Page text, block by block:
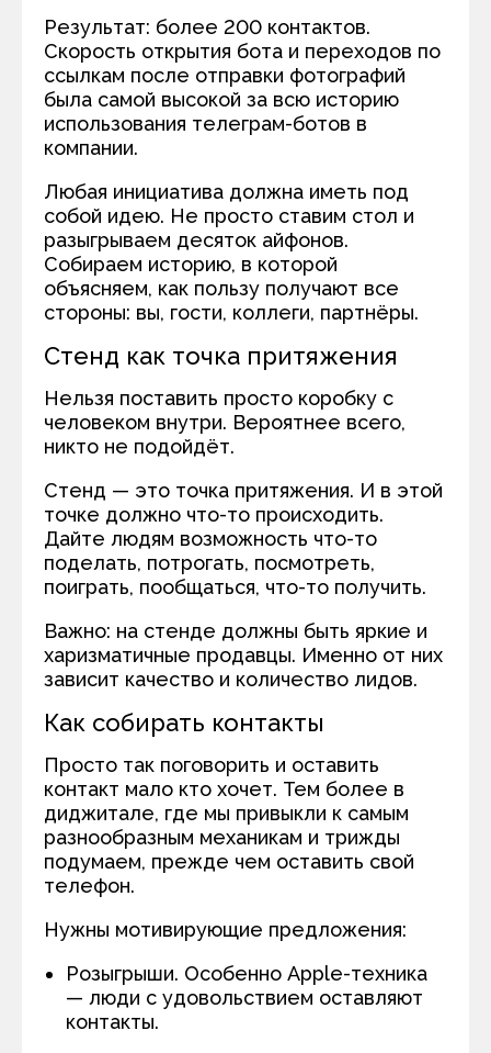
Результат: более 200 контактов.
Скорость открытия бота и переходов по
ссылкам после отправки фотографий
была самой высокой за всю историю
использования телеграм-ботов в
компании.
Любая инициатива должна иметь под
собой идею. Не просто ставим стол и
разыгрываем десяток айфонов.
Собираем историю, в которой
объясняем, как пользу получают все
стороны: вы, гости, коллеги, партнёры.
Стенд как точка притяжения
Нельзя поставить просто коробку с
человеком внутри. Вероятнее всего,
никто не подойдёт.
Стенд — это точка притяжения. И в этой
точке должно что-то происходить.
Дайте людям возможность что-то
поделать, потрогать, посмотреть,
поиграть, пообщаться, что-то получить.
Важно: на стенде должны быть яркие и
харизматичные продавцы. Именно от них
зависит качество и количество лидов.
Как собирать контакты
Просто так поговорить и оставить
контакт мало кто хочет. Тем более в
диджитале, где мы привыкли к самым
разнообразным механикам и трижды
подумаем, прежде чем оставить свой
телефон.
Нужны мотивирующие предложения:
Розыгрыши. Особенно Apple-техника
— люди с удовольствием оставляют
контакты.